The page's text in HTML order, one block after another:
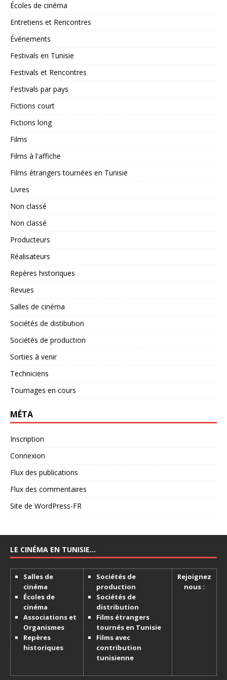
Écoles de cinéma
Entretiens et Rencontres
Événements
Festivals en Tunisie
Festivals et Rencontres
Festivals par pays
Fictions court
Fictions long
Films
Films à l'affiche
Films étrangers tournées en Tunisie
Livres
Non classé
Non classé
Producteurs
Réalisateurs
Repères historiques
Revues
Salles de cinéma
Sociétés de distibution
Sociétés de production
Sorties à venir
Techniciens
Tournages en cours
MÉTA
Inscription
Connexion
Flux des publications
Flux des commentaires
Site de WordPress-FR
LE CINÉMA EN TUNISIE…
Salles de
cinéma
Écoles de
cinéma
Associations et
Organismes
Repères
historiques
Sociétés de
production
Sociétés de
distribution
Films étrangers
tournés en Tunisie
Films avec
contribution
tunisienne
Rejoignez
nous :